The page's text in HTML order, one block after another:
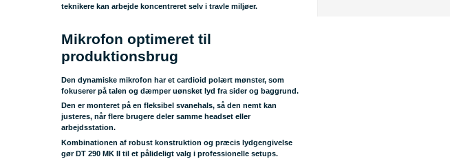
teknikere kan arbejde koncentreret selv i travle miljøer.
Mikrofon optimeret til
produktionsbrug
Den dynamiske mikrofon har et cardioid polært mønster, som
fokuserer på talen og dæmper uønsket lyd fra sider og baggrund.
Den er monteret på en fleksibel svanehals, så den nemt kan
justeres, når flere brugere deler samme headset eller
arbejdsstation.
Kombinationen af robust konstruktion og præcis lydgengivelse
gør DT 290 MK II til et pålideligt valg i professionelle setups.